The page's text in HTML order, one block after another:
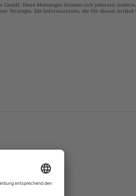
Diese Meinungen können sich jederzeit
Strategie. Die Informationen, die für diesen